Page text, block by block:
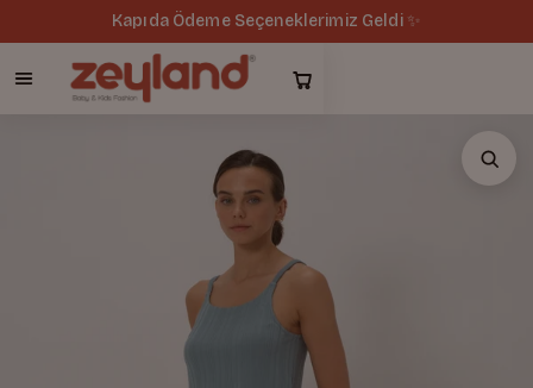
Kapıda Ödeme Seçeneklerimiz Geldi ✨